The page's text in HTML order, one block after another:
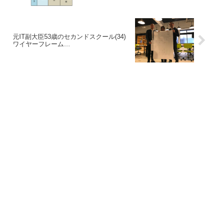
元IT副大臣53歳のセカンドスクール(34)
ワイヤーフレーム…